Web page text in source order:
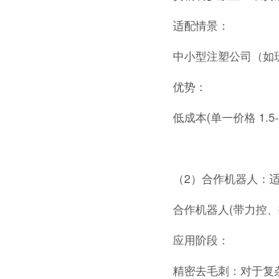
适配情景：
中小型注塑公司（如
优势：
低成本(单一价格
（2）合作机器人：
合作机器人(带力控
应用阶段：
精密去毛刺：对于复